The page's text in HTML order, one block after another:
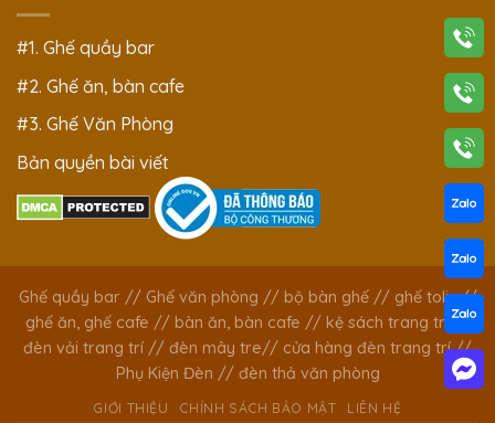
#1. Ghế quầy bar
#2. Ghế ăn, bàn cafe
#3. Ghế Văn Phòng
Bản quyền bài viết
Ghế quầy bar// Ghế văn phòng // bộ bàn ghế// ghế tolix//
ghế ăn, ghế cafe // bàn ăn, bàn cafe // kệ sách trang trí //
đèn vải trang trí // đèn mây tre// cửa hàng đèn trang trí//
Phụ Kiện Đèn // đèn thả văn phòng
GIỚI THIỆU CHÍNH SÁCH BẢO MẬT LIÊN HỆ